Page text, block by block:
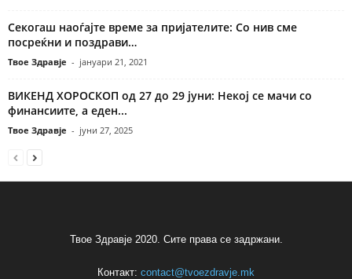
Секогаш наоѓајте време за пријателите: Со нив сме
посреќни и поздрави…
Твое Здравје - јануари 21, 2021
ВИКЕНД ХОРОСКОП од 27 до 29 јуни: Некој се мачи со
финансиите, а еден...
Твое Здравје - јуни 27, 2025
Твое Здравје 2020. Сите права се задржани.
Контакт: contact@tvoezdravje.mk